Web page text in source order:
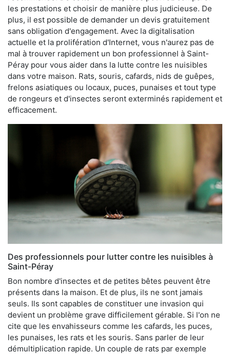
les prestations et choisir de manière plus judicieuse. De
plus, il est possible de demander un devis gratuitement
sans obligation d'engagement. Avec la digitalisation
actuelle et la prolifération d'Internet, vous n'aurez pas de
mal à trouver rapidement un bon professionnel à Saint-
Péray pour vous aider dans la lutte contre les nuisibles
dans votre maison. Rats, souris, cafards, nids de guêpes,
frelons asiatiques ou locaux, puces, punaises et tout type
de rongeurs et d'insectes seront exterminés rapidement et
efficacement.
Des professionnels pour lutter contre les nuisibles à
Saint-Péray
Bon nombre d'insectes et de petites bêtes peuvent être
présents dans la maison. Et de plus, ils ne sont jamais
seuls. Ils sont capables de constituer une invasion qui
devient un problème grave difficilement gérable. Si l'on ne
cite que les envahisseurs comme les cafards, les puces,
les punaises, les rats et les souris. Sans parler de leur
démultiplication rapide. Un couple de rats par exemple